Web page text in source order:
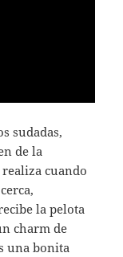
sudadas,
de la
realiza cuando
la pelota
charm de
una bonita